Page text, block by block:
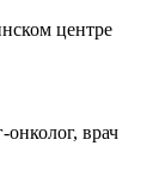
центре
врач